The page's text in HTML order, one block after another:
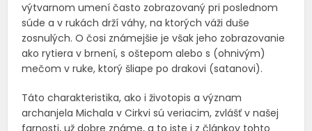
výtvarnom umení často zobrazovaný pri poslednom
súde a v rukách drží váhy, na ktorých váži duše
zosnulých. O čosi známejšie je však jeho zobrazovanie
ako rytiera v brnení, s oštepom alebo s (ohnivým)
mečom v ruke, ktorý šliape po drakovi (satanovi).
Táto charakteristika, ako i životopis a význam
archanjela Michala v Cirkvi sú veriacim, zvlášť v našej
farnosti, už dobre známe, a to iste i z článkov tohto